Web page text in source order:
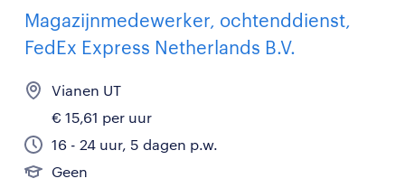
Magazijnmedewerker, ochtenddienst,
FedEx Express Netherlands B.V.
Vianen UT
€ 15,61 per uur
16 - 24 uur, 5 dagen p.w.
Geen